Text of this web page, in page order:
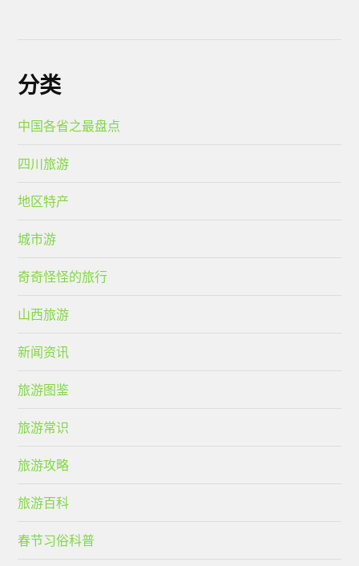
分类
中国各省之最盘点
四川旅游
地区特产
城市游
奇奇怪怪的旅行
山西旅游
新闻资讯
旅游图鉴
旅游常识
旅游攻略
旅游百科
春节习俗科普